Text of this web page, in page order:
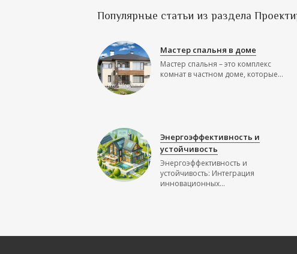
Популярные статьи из раздела
Мастер спальня в доме
Мастер спальня – это комплекс
комнат в частном доме, которые...
Энергоэффективность и
устойчивость
Энергоэффективность и
устойчивость: Интеграция
инновационных...